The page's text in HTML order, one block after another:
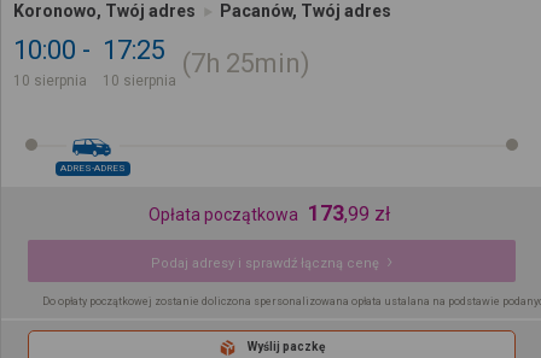
Koronowo, Twój adres Pacanów, Twój adres
10:00
10 sierpnia
17:25
10 sierpnia
7h 25min
ADRES-ADRES
Opłata początkowa 173,99 zł
Podaj adresy i sprawdź łączną cenę
Do opłaty początkowej zostanie doliczona spersonalizowana opłata ustalana na podstawie
Wyślij paczkę